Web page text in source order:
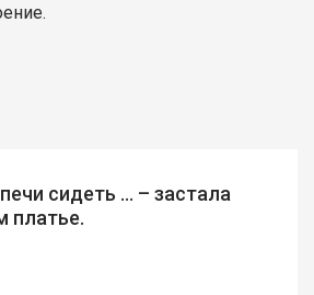
сидеть … – застала
платье.